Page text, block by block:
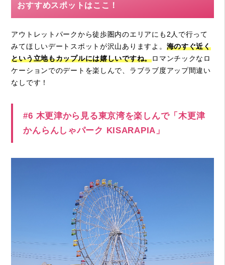
おすすめスポットはここ！
アウトレットパークから徒歩圏内のエリアにも2人で行って
みてほしいデートスポットが沢山ありますよ。 海のすぐ近く
という立地もカップルには嬉しいですね。ロマンチックなロ
ケーションでのデートを楽しんで、ラブラブ度アップ間違い
なしです！
#6 木更津から見る東京湾を楽しんで「木更津
かんらんしゃパーク KISARAPIA」